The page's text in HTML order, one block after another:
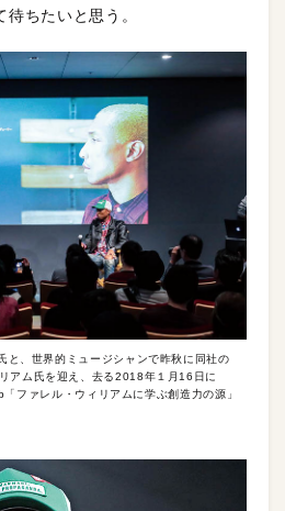
ちたいと思う。
と、世界的ミュージシャンで昨秋に同社の
アム氏を迎え、去る2018年１月16日に
ファレル・ウィリアムに学ぶ創造力の源」